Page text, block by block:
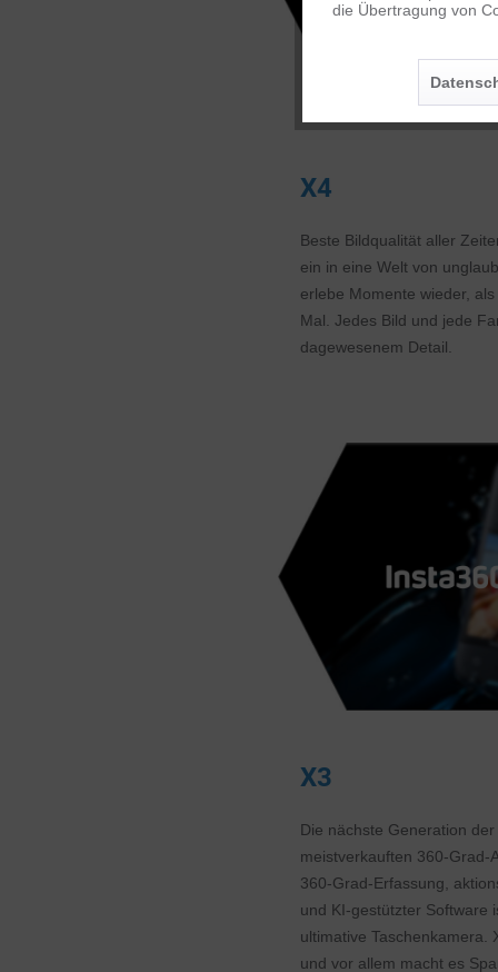
X4
Beste Bildqualität aller
ein in eine Welt von
erlebe Momente wieder,
Mal. Jedes Bild und jede
dagewesenem Detail.
X3
Die nächste Generation der
meistverkauften 360-Grad-
360-Grad-Erfassung,
und KI-gestützter Software
ultimative Taschenkamera.
und vor allem macht es
Personalisierung
Service
die Übertragung von